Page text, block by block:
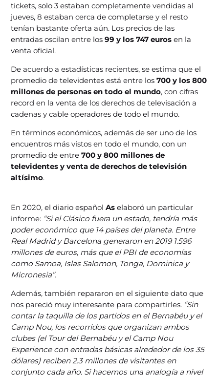
tickets, solo 3 estaban completamente vendidas al
jueves, 8 estaban cerca de completarse y el resto
tenían bastante oferta aún. Los precios de las
entradas oscilan entre los99 y los 747 eurosen la
venta oficial.
De acuerdo a estadísticas recientes, se estima que el
promedio de televidentes está entre los700 y los 800
millones de personas en todo el mundo, con cifras
record en la venta de los derechos de televisación a
cadenas y cable operadores de todo el mundo.
En términos económicos, además de ser uno de los
encuentros más vistos en todo el mundo, con un
promedio de entre700 y 800 millones de
televidentes y venta de derechos de televisión
altísimo.
En 2020, el diario españolAs elaboró un particular
informe: “Si el Clásico fuera un estado, tendría más
poder económico que 14 países del planeta. Entre
Real Madrid y Barcelona generaron en 2019 1.596
millones de euros, más que el PBI de economías
como Samoa, Islas Salomon, Tonga, Dominica y
Micronesia”.
Además, también repararon en el siguiente dato que
nos pareció muy interesante para compartirles. “Sin
contar la taquilla de los partidos en el Bernabéu y el
Camp Nou, los recorridos que organizan ambos
clubes (el Tour del Bernabéu y el Camp Nou
Experience con entradas básicas alrededor de los 35
dólares) reciben 2.3 millones de visitantes en
conjunto cada año. Si hacemos una analogía a nivel